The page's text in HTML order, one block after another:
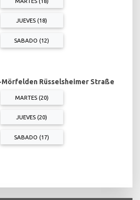
JUEVES (18)
SABADO (12)
Rüsselsheimer Straße
MARTES (20)
JUEVES (20)
SABADO (17)